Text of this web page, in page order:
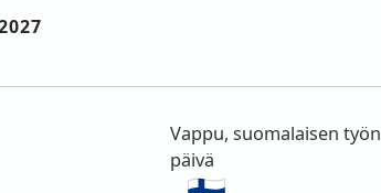
Vappu, suomalaisen työn
päivä